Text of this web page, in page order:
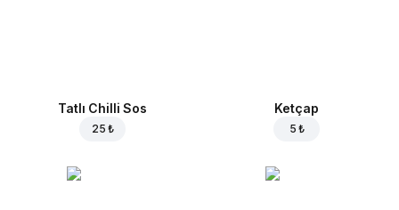
Tatlı Chilli Sos
25 ₺
Ketçap
5 ₺